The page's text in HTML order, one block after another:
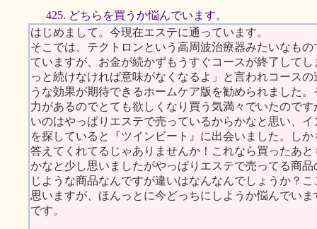
425. どちらを買うか悩んでいます。
はじめまして。今現在エステに通っています。
そこでは、テクトロンという高周波治療器みたいなも
ていますが、お金が続かずもうすぐコースが終了して
っと続けなければ意味がなくなるよ」と言われコース
うな効果が期待できるホームケア版を勧められました
力があるのでとても欲しくなり買う気満々でいたので
いのはやっぱりエステで売っているからかなと思い、
を探していると『ツインビート』に出会いました。し
答えてくれてるじゃありませんか！これなら買ったあ
かなと少し思いましたがやっぱりエステで売ってる商
じような商品なんですが違いはなんなんでしょうか？
思いますが、ほんっとに今どっちにしようか悩んでい
です。